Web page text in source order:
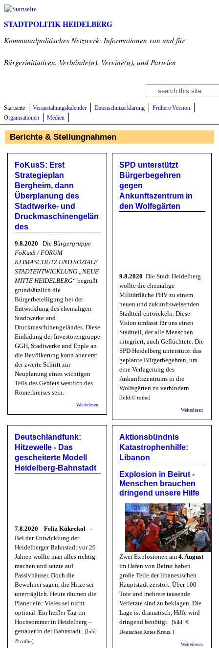
Direkt zum Inhalt
STADTPOLITIK HEIDELBERG
Kommunalpolitisches Netzwerk: Informationen von und für
Bürgerinitiativen, Verbände(n), Vereine(n), und Parteien
Suchformular
Suche
Startseite Veranstaltungskalender Datenschutzerklärung
Frühere Version
Organisationen
Medien
Berichte & Stellungnahmen
FoKusS: Erst
Strategieplan
Bergheim, dann
Überplanung des
Stadtwerke- und
Druckmaschinengelän
des
9.8.2020 Die Bürgergruppe
FoKusS / FORUM
KLIMASCHUTZ UND SOZIALE
STADTENTWICKLUNG „NEUE
MITTE HEIDELBERG“ begrüßt
grundsätzlich die
Bürgerbeteiligung bei der
Entwicklung des ehemaligen
Stadtwerke und
Druckmaschinengeländes. Diese
Einladung der Investorengruppe
GGH, Stadtwerke und Epple an
die Bevölkerung kann aber erst
der zweite Schritt zur
Neuplanung eines wichtigen
Teils des Gebiets westlich des
Römerkreises sein.
Weiterlesen
SPD unterstützt
Bürgerbegehren
gegen
Ankunftszentrum in
den Wolfsgärten
9.8.2020 Die Stadt Heidelberg
wollte die ehemalige
Militärfläche PHV zu einem
neuen und zukunftsweisenden
Stadtteil entwickeln. Diese
Vision umfasst für uns einen
Stadtteil, der alle Menschen
integriert, auch Geflüchtete. Die
SPD Heidelberg unterstützt das
geplante Bürgerbegehren, um
eine Verlagerung des
Ankunftszentrums in die
Wolfsgärten zu verhindern.
[bild:© rothe]
Weiterlesen
Deutschlandfunk:
Hitzewelle - Das
gescheiterte Modell
Heidelberg-Bahnstadt
7.8.2020 Feliz Kükrekol -
Bei der Entwicklung der
Heidelberger Bahnstadt vor 20
Jahren wollte man alles richtig
machen und setzte auf
Passivhäuser. Doch die
Bewohner sagen, die Hitze sei
unerträglich. Heute räumen die
Planer ein: Vieles sei nicht
optimal. Ein heißer Tag im
Hochsommer in Heidelberg –
genauer in der Bahnstadt. [bild:
© rothe]
Aktionsbündnis
Katastrophenhilfe:
Libanon
Explosion in Beirut -
Menschen brauchen
dringend unsere Hilfe
Zwei Explosionen am 4. August
im Hafen von Beirut haben
große Teile der libanesischen
Hauptstadt zerstört. Über 100
Tote und mehrere tausende
Verletzte sind zu beklagen. Die
Lage ist dramatisch, Hilfe wird
dringend benötigt. [bild: ©
Deutsches Rotes Kreuz ]
Weiterlesen